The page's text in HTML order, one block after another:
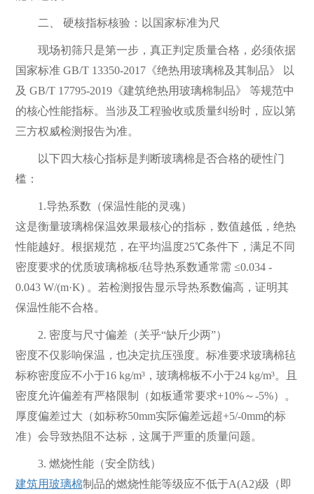
二、 硬核指标核验：以国家标准为尺
现场初筛只是第一步，真正判定质量合格，必须依据
国家标准 GB/T 13350-2017《绝热用玻璃棉及其制品》 以
及 GB/T 17795-2019《建筑绝热用玻璃棉制品》 等规范中
的核心性能指标。当涉及工程验收或质量纠纷时，应以第
三方权威检测报告为准。
以下四大核心指标是判断玻璃棉是否合格的硬性门
槛：
1.导热系数（保温性能的灵魂）
这是衡量玻璃棉保温效果最核心的指标，数值越低，绝热
性能越好。根据规范，在平均温度25℃条件下，满足不同
密度要求的优质玻璃棉板/毡导热系数通常需 ≤0.034 -
0.043 W/(m·K) 。若检测报告显示导热系数偏高，证明其
保温性能不合格。
2. 密度与尺寸偏差（关乎“缺斤少两”）
密度不仅影响保温，也决定抗压强度。标准要求玻璃棉毡
标称密度应不小于16 kg/m³，玻璃棉板不小于24 kg/m³。且
密度允许偏差有严格限制（如板通常要求+10%～-5%）。
厚度偏差过大（如标称50mm实际偏差远超+5/-0mm的标
准）会导致热阻不达标，这属于严重的质量问题。
3. 燃烧性能（安全防线）
建筑用玻璃棉制品的燃烧性能等级应不低于A(A2)级（即